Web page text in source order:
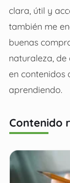
clara, útil y
también me
buenas
naturaleza,
en contenidos
aprendiendo.
Contenido